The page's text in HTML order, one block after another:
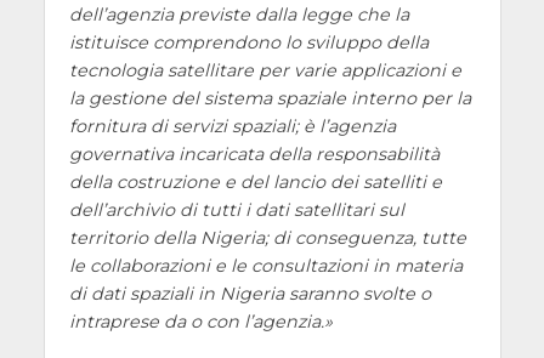
dell’agenzia previste dalla legge che la
istituisce comprendono lo sviluppo della
tecnologia satellitare per varie applicazioni e
la gestione del sistema spaziale interno per la
fornitura di servizi spaziali; è l’agenzia
governativa incaricata della responsabilità
della costruzione e del lancio dei satelliti e
dell’archivio di tutti i dati satellitari sul
territorio della Nigeria; di conseguenza, tutte
le collaborazioni e le consultazioni in materia
di dati spaziali in Nigeria saranno svolte o
intraprese da o con l’agenzia.